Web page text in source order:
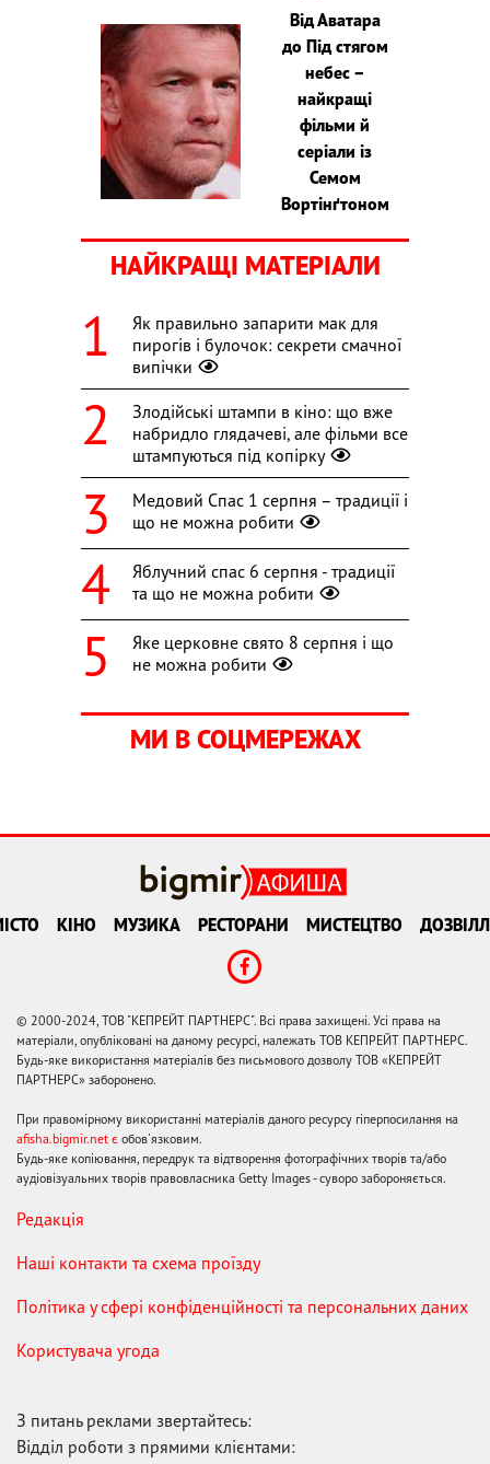
Від Аватара
до Під стягом
небес –
найкращі
фільми й
серіали із
Семом
Вортінґтоном
НАЙКРАЩІ МАТЕРІАЛИ
Як правильно запарити мак для
пирогів і булочок: секрети смачної
випічки
Злодійські штампи в кіно: що вже
набридло глядачеві, але фільми все
штампуються під копірку
Медовий Спас 1 серпня – традиції і
що не можна робити
Яблучний спас 6 серпня - традиції
та що не можна робити
Яке церковне свято 8 серпня і що
не можна робити
МИ В СОЦМЕРЕЖАХ
КІНО МУЗИКА РЕСТОРАНИ МИСТЕЦТВО
© 2000-2024, ТОВ "КЕПРЕЙТ ПАРТНЕРС". Всі права захищені. Усі права на
матеріали, опубліковані на даному ресурсі, належать ТОВ КЕПРЕЙТ ПАРТНЕРС.
Будь-яке використання матеріалів без письмового дозволу ТОВ «КЕПРЕЙТ
ПАРТНЕРС» заборонено.
При правомірному використанні матеріалів даного ресурсу гіперпосилання на
afisha.bigmir.net є обов'язковим.
Будь-яке копіювання, передрук та відтворення фотографічних творів та/або
аудіовізуальних творів правовласника Getty Images - суворо забороняється.
Редакція
Наші контакти та схема проїзду
Політика у сфері конфіденційності та персональних даних
Користувача угода
З питань реклами звертайтесь:
Відділ роботи з прямими клієнтами: